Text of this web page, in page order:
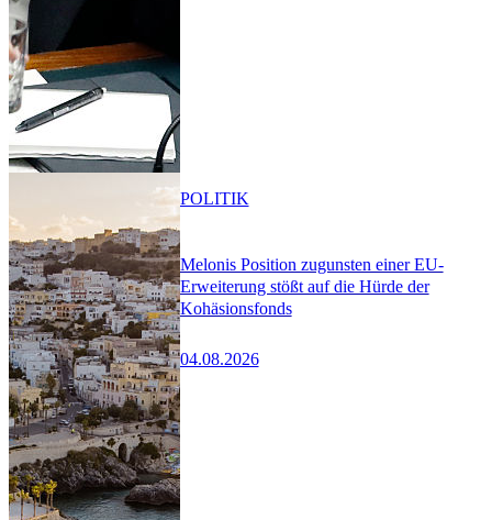
Melonis Position zugunsten einer EU-
Erweiterung stößt auf die Hürde der
Kohäsionsfonds
04.08.2026
POLITIK